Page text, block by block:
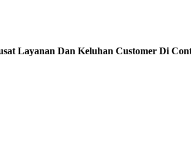
Layanan Dan Keluhan Customer Di